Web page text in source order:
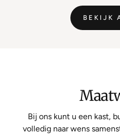
BEKIJK
Bij ons kunt u een kast,
volledig naar wens